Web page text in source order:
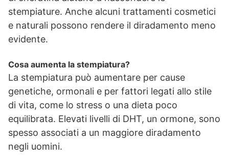
stempiature. Anche alcuni trattamenti cosmetici
e naturali possono rendere il diradamento meno
evidente.
Cosa aumenta la stempiatura?
La stempiatura può aumentare per cause
genetiche, ormonali e per fattori legati allo stile
di vita, come lo stress o una dieta poco
equilibrata. Elevati livelli di DHT, un ormone, sono
spesso associati a un maggiore diradamento
negli uomini.